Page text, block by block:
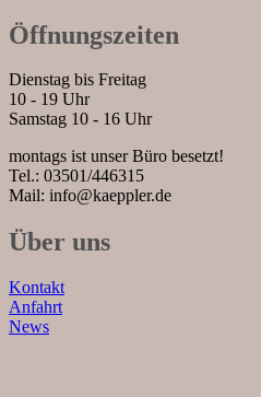
Öffnungszeiten
Dienstag bis Freitag
10 - 19 Uhr
Samstag 10 - 16 Uhr
montags ist unser Büro besetzt!
Tel.: 03501/446315
Mail: info@kaeppler.de
Über uns
Kontakt
Anfahrt
News